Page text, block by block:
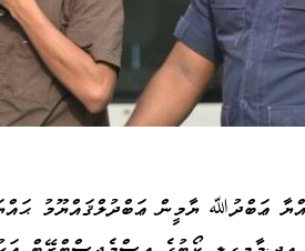
ޢަބްދުﷲ ޔާމީން ޢަބްދުލްޤައްޔޫމު